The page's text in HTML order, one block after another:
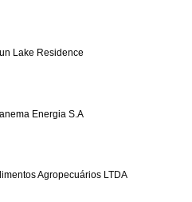
Lake Residence
Energia S.A
Agropecuários LTDA